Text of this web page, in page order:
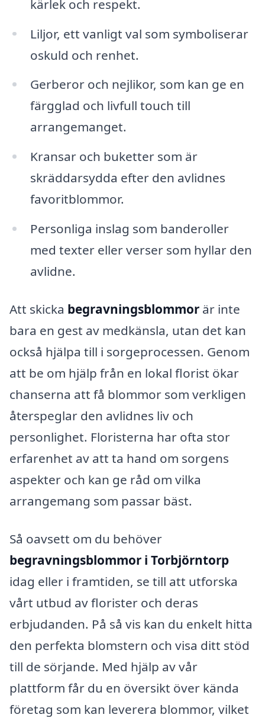
kärlek och respekt.
Liljor, ett vanligt val som symboliserar
oskuld och renhet.
Gerberor och nejlikor, som kan ge en
färgglad och livfull touch till
arrangemanget.
Kransar och buketter som är
skräddarsydda efter den avlidnes
favoritblommor.
Personliga inslag som banderoller
med texter eller verser som hyllar den
avlidne.
Att skicka begravningsblommor är inte
bara en gest av medkänsla, utan det kan
också hjälpa till i sorgeprocessen. Genom
att be om hjälp från en lokal florist ökar
chanserna att få blommor som verkligen
återspeglar den avlidnes liv och
personlighet. Floristerna har ofta stor
erfarenhet av att ta hand om sorgens
aspekter och kan ge råd om vilka
arrangemang som passar bäst.
Så oavsett om du behöver
begravningsblommor i Torbjörntorp
idag eller i framtiden, se till att utforska
vårt utbud av florister och deras
erbjudanden. På så vis kan du enkelt hitta
den perfekta blomstern och visa ditt stöd
till de sörjande. Med hjälp av vår
plattform får du en översikt över kända
företag som kan leverera blommor, vilket